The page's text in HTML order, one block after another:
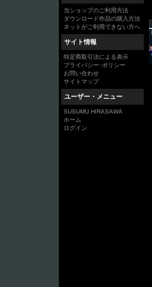
当ショップのご利用方法
ダウンロード作品の購入方法
ネットがご利用できない方へ
サイト情報
特定商取引法による表示
プライバシー･ポリシー
お問い合わせ
サイトマップ
ユーザー・メニュー
SUSUMU HIRASAWA
ホーム
ログイン